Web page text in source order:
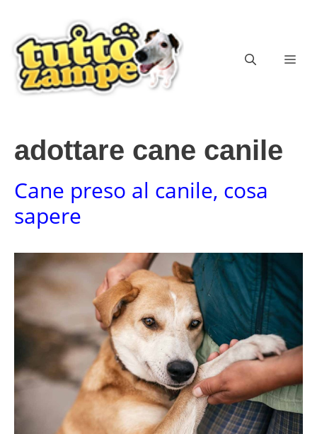
contenuto
adottare cane canile
Cane preso al canile, cosa
sapere